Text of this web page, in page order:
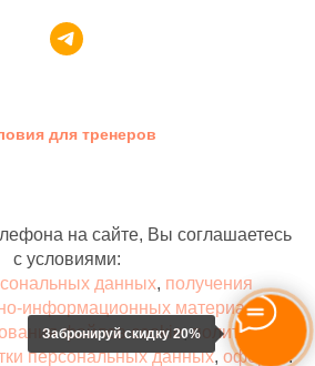
Забронируй скидку 20%
для тренеров
на сайте, Вы соглашаетесь
с условиями:
данных, получения
информационных материалов,
файлов cookie,политики в
персональных данных, оферты .